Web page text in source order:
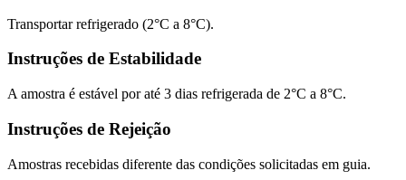
Transportar refrigerado (2°C a 8°C).
Instruções de Estabilidade
A amostra é estável por até 3 dias refrigerada de 2°C a 8°C.
Instruções de Rejeição
Amostras recebidas diferente das condições solicitadas em guia.